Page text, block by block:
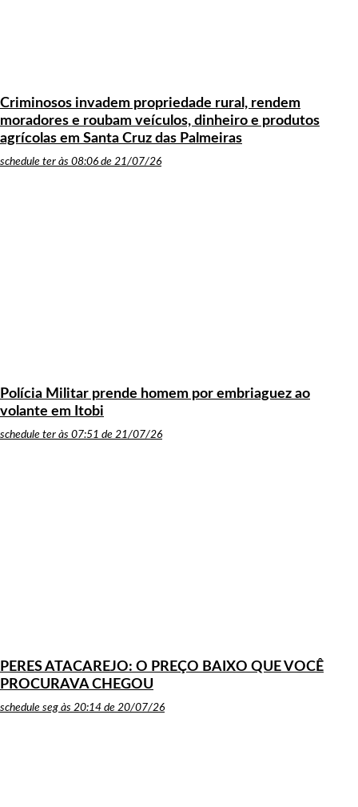
Criminosos invadem propriedade rural, rendem
moradores e roubam veículos, dinheiro e produtos
agrícolas em Santa Cruz das Palmeiras
schedule ter às 08:06 de 21/07/26
Polícia Militar prende homem por embriaguez ao
volante em Itobi
schedule ter às 07:51 de 21/07/26
PERES ATACAREJO: O PREÇO BAIXO QUE VOCÊ
PROCURAVA CHEGOU
schedule seg às 20:14 de 20/07/26